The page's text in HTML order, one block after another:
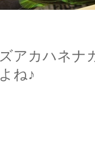
ズアカハネナ
よね♪